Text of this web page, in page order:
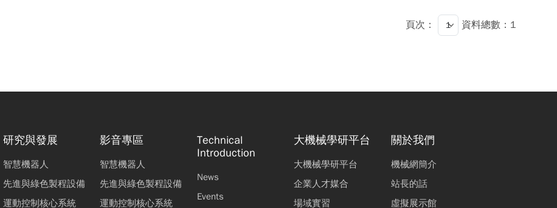
頁次： 資料總數：1
研究與發展
智慧機器人
先進與綠色製程設備
運動控制核心系統
影音專區
智慧機器人
先進與綠色製程設備
運動控制核心系統
Technical
Introduction
News
Events
大機械學研平台
大機械學研平台
企業人才媒合
場域實習
關於我們
機械網簡介
站長的話
虛擬展示館